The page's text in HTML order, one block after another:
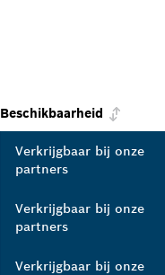
Beschikbaarheid
Verkrijgbaar bij onze
partners
Verkrijgbaar bij onze
partners
Verkrijgbaar bij onze